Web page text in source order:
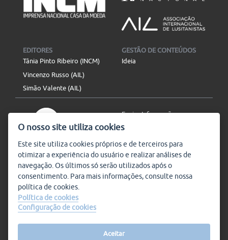
EDITORES
Tânia Pinto Ribeiro (INCM)
Vincenzo Russo (AIL)
Simão Valente (AIL)
GESTÃO DE CONTEÚDOS
Ideia
Subscrever
Enviar Informação
Aviso Legal
Mapa do site
SIGA-NOS
Condições de Utilização
O nosso site utiliza cookies
Este site utilizacookies próprios e de terceiros para
otimizar a experiência do usuário e realizar análises de
navegação. Os últimos só serão utilizados após o
consentimento. Para mais informações, consulte nossa
política decookies
Política de cookies
Configuração de cookies
Aceitar